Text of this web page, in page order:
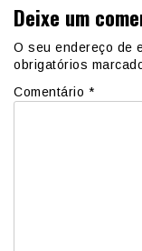
Deixe um
O seu endereço de
obrigatórios
Comentário *